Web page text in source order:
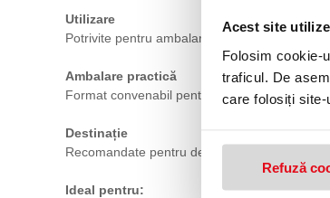
Acest site
Folosim cookie-
traficul. De
care folosiți site-
Refuză
Utilizare
Potrivite pentru ambalarea diverselor produse
Ambalare practică
Format convenabil pentru uz casnic și
Destinație
Recomandate pentru depozitare, porționare și
Ideal pentru: